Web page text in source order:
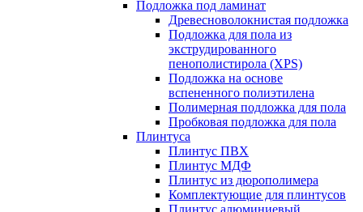
Подложка под ламинат
Древесноволокнистая подложка
Подложка для пола из
экструдированного
пенополистирола (XPS)
Подложка на основе
вспененного полиэтилена
Полимерная подложка для пола
Пробковая подложка для пола
Плинтуса
Плинтус ПВХ
Плинтус МДФ
Плинтус из дюрополимера
Комплектующие для плинтусов
Плинтус алюминиевый